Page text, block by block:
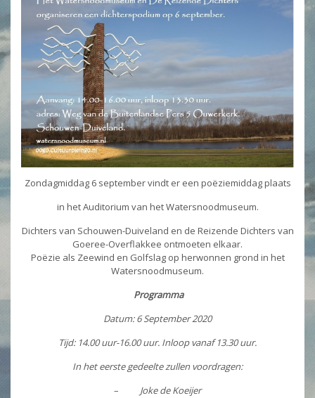
Zondagmiddag 6 september vindt er een poëziemiddag plaats
in het Auditorium van het Watersnoodmuseum.
Dichters van Schouwen-Duiveland en de Reizende Dichters van
Goeree-Overflakkee ontmoeten elkaar.
Poëzie als Zeewind en Golfslag op herwonnen grond in het
Watersnoodmuseum.
Programma
Datum: 6 September 2020
Tijd: 14.00 uur-16.00 uur. Inloop vanaf 13.30 uur.
In het eerste gedeelte zullen voordragen:
– Joke de Koeijer